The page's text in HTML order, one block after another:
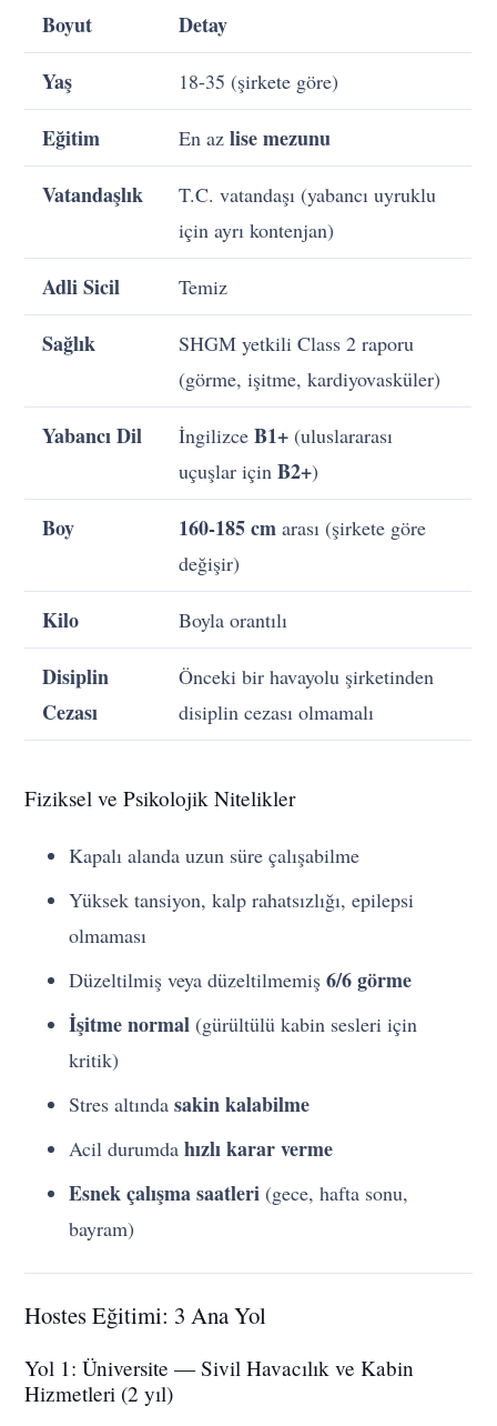
Boyut
Detay
Yaş
18-35 (şirkete göre)
Eğitim En azlise mezunu
Vatandaşlık
T.C. vatandaşı (yabancı uyruklu
için ayrı kontenjan)
Adli Sicil Temiz
Sağlık
SHGM yetkili Class 2 raporu
(görme, işitme, kardiyovasküler)
Yabancı Dil İngilizceB1+ (uluslararası
uçuşlar içinB2+)
Boy 160-185 cm arası (şirkete göre
değişir)
Kilo Boyla orantılı
Disiplin
Cezası
Önceki bir havayolu şirketinden
disiplin cezası olmamalı
Fiziksel ve Psikolojik Nitelikler
Kapalı alanda uzun süre çalışabilme
Yüksek tansiyon, kalp rahatsızlığı, epilepsi
olmaması
Düzeltilmiş veya düzeltilmemiş6/6 görme
İşitme normal (gürültülü kabin sesleri için
kritik)
Stres altındasakin kalabilme
Acil durumdahızlı karar verme
Esnek çalışma saatleri (gece, hafta sonu,
bayram)
Hostes Eğitimi: 3 Ana Yol
Yol 1: Üniversite — Sivil Havacılık ve Kabin
Hizmetleri (2 yıl)